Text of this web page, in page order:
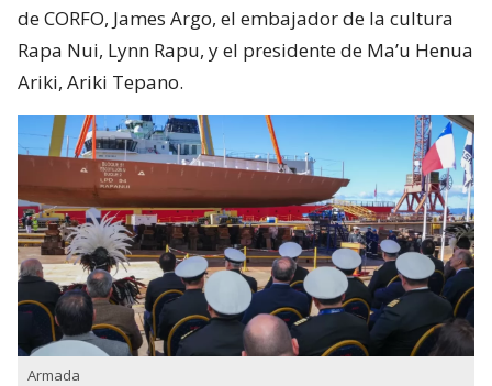
de CORFO, James Argo, el embajador de la cultura
Rapa Nui, Lynn Rapu, y el presidente de Ma’u Henua
Ariki, Ariki Tepano.
Armada